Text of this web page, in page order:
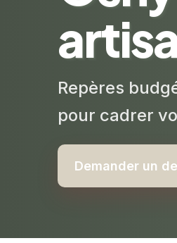
Repères
pour cadrer
Demander un